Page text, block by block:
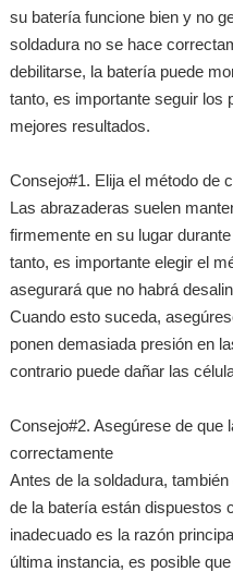
su batería funcione bien y no
soldadura no se hace
debilitarse, la batería puede
tanto, es importante seguir los
mejores resultados.
Consejo#1. Elija el método de
Las abrazaderas suelen
firmemente en su lugar
tanto, es importante elegir el
asegurará que no habrá
Cuando esto suceda,
ponen demasiada presión en
contrario puede dañar las
Consejo#2. Asegúrese de que
correctamente
Antes de la soldadura,
de la batería están dispuestos
inadecuado es la razón
última instancia, es posible